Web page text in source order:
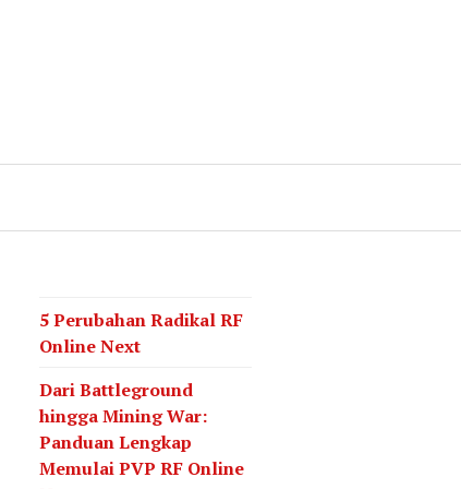
5 Perubahan Radikal RF
Online Next
Dari Battleground
hingga Mining War:
Panduan Lengkap
Memulai PVP RF Online